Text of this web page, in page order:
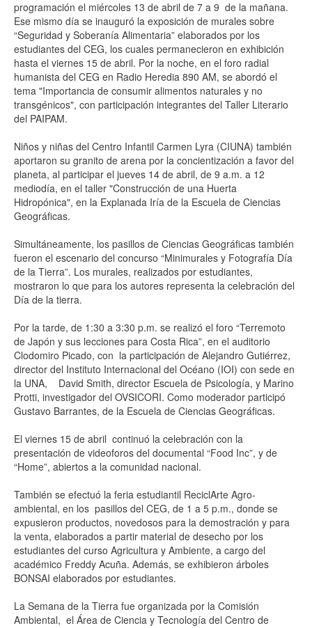
programación el miércoles 13 de abril de 7 a 9 de la mañana.
Ese mismo día se inauguró la exposición de murales sobre
“Seguridad y Soberanía Alimentaria” elaborados por los
estudiantes del CEG, los cuales permanecieron en exhibición
hasta el viernes 15 de abril. Por la noche, en el foro radial
humanista del CEG en Radio Heredia 890 AM, se abordó el
tema "Importancia de consumir alimentos naturales y no
transgénicos", con participación integrantes del Taller Literario
del PAIPAM.
Niños y niñas del Centro Infantil Carmen Lyra (CIUNA) también
aportaron su granito de arena por la concientización a favor del
planeta, al participar el jueves 14 de abril, de 9 a.m. a 12
mediodía, en el taller "Construcción de una Huerta
Hidropónica", en la Explanada Iría de la Escuela de Ciencias
Geográficas.
Simultáneamente, los pasillos de Ciencias Geográficas también
fueron el escenario del concurso “Minimurales y Fotografía Día
de la Tierra”. Los murales, realizados por estudiantes,
mostraron lo que para los autores representa la celebración del
Día de la tierra.
Por la tarde, de 1:30 a 3:30 p.m. se realizó el foro “Terremoto
de Japón y sus lecciones para Costa Rica”, en el auditorio
Clodomiro Picado, con la participación de Alejandro Gutiérrez,
director del Instituto Internacional del Océano (IOI) con sede en
la UNA, David Smith, director Escuela de Psicología, y Marino
Protti, investigador del OVSICORI. Como moderador participó
Gustavo Barrantes, de la Escuela de Ciencias Geográficas.
El viernes 15 de abril continuó la celebración con la
presentación de videoforos del documental “Food Inc”, y de
“Home”, abiertos a la comunidad nacional.
También se efectuó la feria estudiantil ReciclArte Agro-
ambiental, en los pasillos del CEG, de 1 a 5 p.m., donde se
expusieron productos, novedosos para la demostración y para
la venta, elaborados a partir material de desecho por los
estudiantes del curso Agricultura y Ambiente, a cargo del
académico Freddy Acuña. Además, se exhibieron árboles
BONSAI elaborados por estudiantes.
La Semana de la Tierra fue organizada por la Comisión
Ambiental, el Área de Ciencia y Tecnología del Centro de